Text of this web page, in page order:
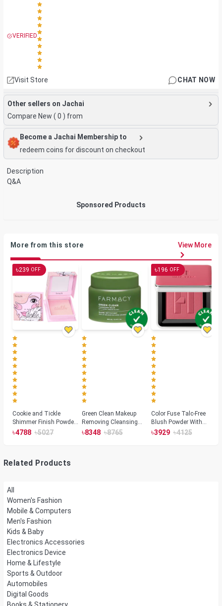
VERIFIED
Visit Store CHAT NOW
Other sellers on Jachai
Compare New ( 0 ) from
Become a Jachai Membership to
redeem coins for discount on checkout
Description
Q&A
Sponsored Products
More from this store View More
৳239 OFF
Cookie and Tickle
Shimmer Finish Powder
Highlighters
৳4788 ৳5027
Green Clean Makeup
Removing Cleansing
Balm
৳8348 ৳8765
৳196 OFF
Color Fuse Talc-Free
Blush Powder With
Fermented Arnica
৳3929 ৳4125
Related Products
All
Women's Fashion
Mobile & Computers
Men's Fashion
Kids & Baby
Electronics Accessories
Electronics Device
Home & Lifestyle
Sports & Outdoor
Automobiles
Digital Goods